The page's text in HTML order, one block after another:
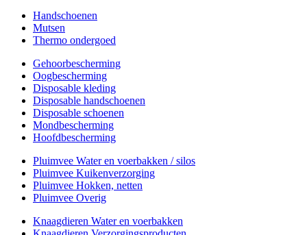
Handschoenen
Mutsen
Thermo ondergoed
Gehoorbescherming
Oogbescherming
Disposable kleding
Disposable handschoenen
Disposable schoenen
Mondbescherming
Hoofdbescherming
Pluimvee Water en voerbakken / silos
Pluimvee Kuikenverzorging
Pluimvee Hokken, netten
Pluimvee Overig
Knaagdieren Water en voerbakken